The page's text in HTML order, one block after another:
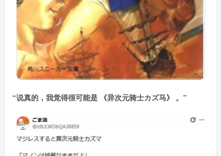
“说真的，我觉得很可能是 《异次元骑士カズ马》 。”